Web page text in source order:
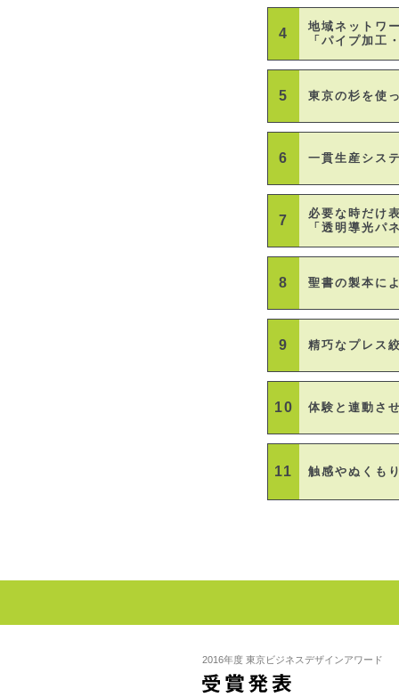
4
地域ネットワ
「パイプ加工
5 東京の杉を使
6 一貫生産シス
7
必要な時だけ
「透明導光パ
8 聖書の製本に
9 精巧なプレス
10 体験と連動さ
11 触感やぬくも
2016年度 東京ビジネスデザインアワード